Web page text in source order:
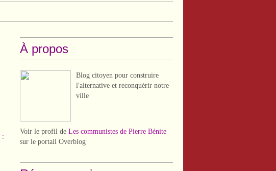
À propos
Blog citoyen pour construire
l'alternative et reconquérir notre
ville
Voir le profil de Les communistes de Pierre Bénite
sur le portail Overblog